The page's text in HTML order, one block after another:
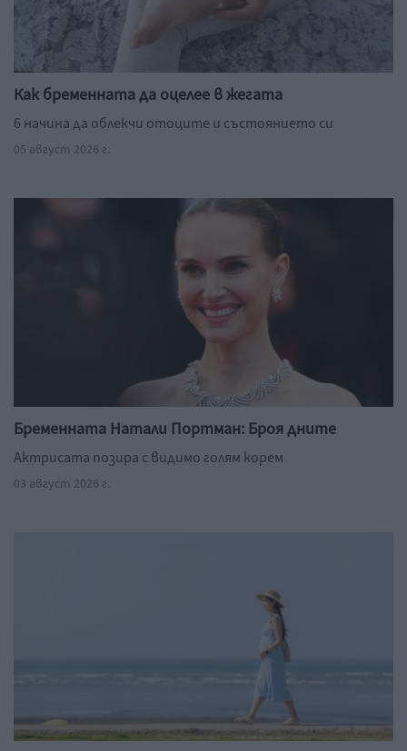
Как бременната да оцелее в жегата
6 начина да облекчи отоците и състоянието си
05 август 2026 г.
Бременната Натали Портман: Броя дните
Актрисата позира с видимо голям корем
03 август 2026 г.